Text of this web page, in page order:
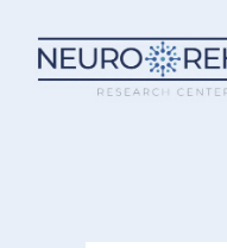
contenido